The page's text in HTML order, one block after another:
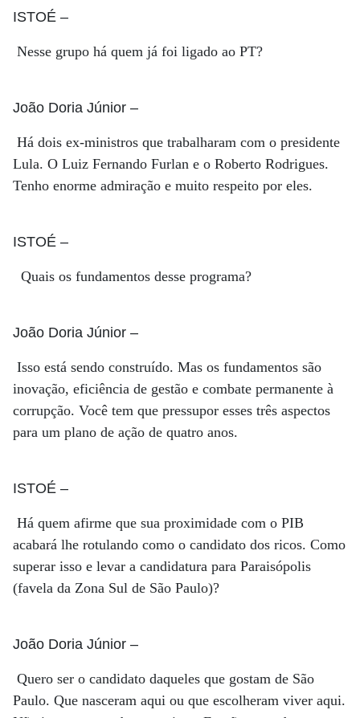
ISTOÉ –
Nesse grupo há quem já foi ligado ao PT?
João Doria Júnior –
Há dois ex-ministros que trabalharam com o presidente
Lula. O Luiz Fernando Furlan e o Roberto Rodrigues.
Tenho enorme admiração e muito respeito por eles.
ISTOÉ –
Quais os fundamentos desse programa?
João Doria Júnior –
Isso está sendo construído. Mas os fundamentos são
inovação, eficiência de gestão e combate permanente à
corrupção. Você tem que pressupor esses três aspectos
para um plano de ação de quatro anos.
ISTOÉ –
Há quem afirme que sua proximidade com o PIB
acabará lhe rotulando como o candidato dos ricos. Como
superar isso e levar a candidatura para Paraisópolis
(favela da Zona Sul de São Paulo)?
João Doria Júnior –
Quero ser o candidato daqueles que gostam de São
Paulo. Que nasceram aqui ou que escolheram viver aqui.